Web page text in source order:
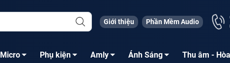
Giới thiệu Phần Mềm Audio
Micro Phụ kiện Amly Ánh Sáng Thu âm -